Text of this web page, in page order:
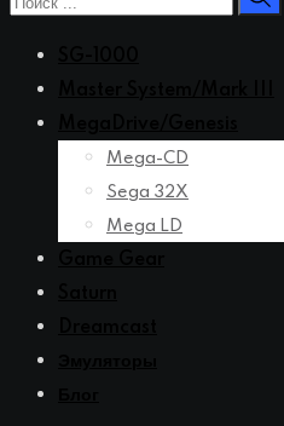
Mega-CD
Sega 32X
Mega LD